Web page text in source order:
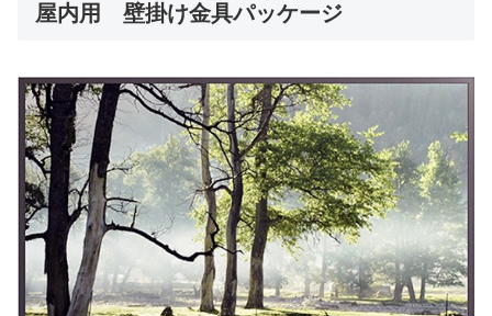
屋内用 壁掛け金具パッケージ